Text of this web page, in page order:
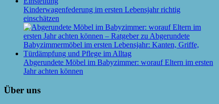
Kinderwagenfederung im ersten Lebensjahr richtig
einschätzen
Abgerundete Möbel im Babyzimmer: worauf Eltern im ersten
Jahr achten können
Über uns